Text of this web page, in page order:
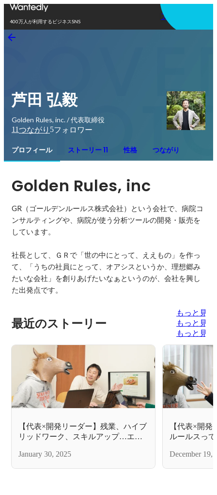
400万人が利用するビジネスSNS
アプリを使う
芦田 弘毅
Golden Rules, inc. / 代表取締役
11つながり 5フォロワー
プロフィール ストーリー 11 性格 つながり
Golden Rules, inc
GR（ゴールデンルールス株式会社）という会社で、病院コ
ンサルティングや、病院が使う分析ツールの開発・販売を
しています。
社長として、ＧＲで「世の中にとって、ええもの」を作っ
て、「うちの社員にとって、オアシスというか、理想郷み
たいな会社」を創りあげたいなぁというのが、会社を興し
た出発点です。
最近のストーリー
もっと見る
もっと見る
もっと見る
【代表×開発リーダー】残業、ハイブ
リッドワーク、スキルアップ…エン
January 30, 2025
【代表×開
ルールスっ
December 19,